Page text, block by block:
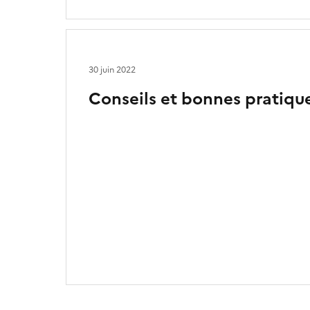
Conseils et bonnes
30 juin 2022